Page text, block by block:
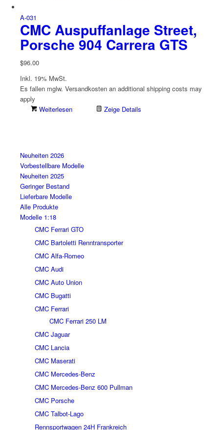
A-031
CMC Auspuffanlage Street,
Porsche 904 Carrera GTS
$96.00
Inkl. 19% MwSt.
Es fallen mglw. Versand­kosten an additional shipping costs may
apply
Weiterlesen
Zeige Details
Neuheiten 2026
Vorbestellbare Modelle
Neuheiten 2025
Geringer Bestand
Lieferbare Modelle
Alle Produkte
Modelle 1:18
CMC Ferrari GTO
CMC Bartoletti Renntransporter
CMC Alfa-Romeo
CMC Audi
CMC Auto Union
CMC Bugatti
CMC Ferrari
CMC Ferrari 250 LM
CMC Jaguar
CMC Lancia
CMC Maserati
CMC Mercedes-Benz
CMC Mercedes-Benz 600 Pullman
CMC Porsche
CMC Talbot-Lago
Rennsportwagen 24H Frankreich